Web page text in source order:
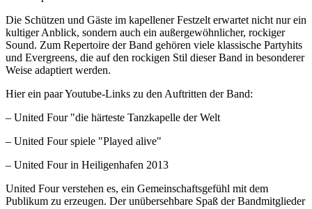
Die Schützen und Gäste im kapellener Festzelt erwartet nicht nur ein
kultiger Anblick, sondern auch ein außergewöhnlicher, rockiger
Sound. Zum Repertoire der Band gehören viele klassische Partyhits
und Evergreens, die auf den rockigen Stil dieser Band in besonderer
Weise adaptiert werden.
Hier ein paar Youtube-Links zu den Auftritten der Band:
– United Four "die härteste Tanzkapelle der Welt
– United Four spiele "Played alive"
– United Four in Heiligenhafen 2013
United Four verstehen es, ein Gemeinschaftsgefühl mit dem
Publikum zu erzeugen. Der unübersehbare Spaß der Bandmitglieder